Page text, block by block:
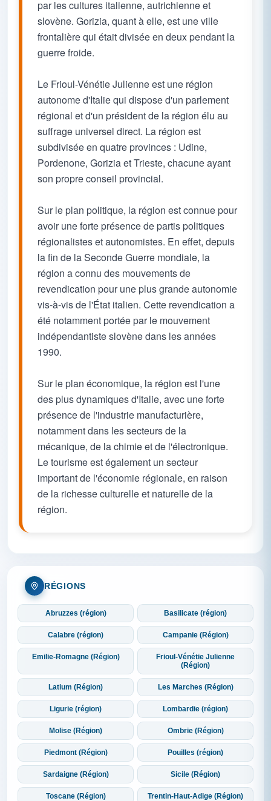
par les cultures italienne, autrichienne et
slovène. Gorizia, quant à elle, est une ville
frontalière qui était divisée en deux pendant la
guerre froide.
Le Frioul-Vénétie Julienne est une région
autonome d'Italie qui dispose d'un parlement
régional et d'un président de la région élu au
suffrage universel direct. La région est
subdivisée en quatre provinces : Udine,
Pordenone, Gorizia et Trieste, chacune ayant
son propre conseil provincial.
Sur le plan politique, la région est connue pour
avoir une forte présence de partis politiques
régionalistes et autonomistes. En effet, depuis
la fin de la Seconde Guerre mondiale, la
région a connu des mouvements de
revendication pour une plus grande autonomie
vis-à-vis de l'État italien. Cette revendication a
été notamment portée par le mouvement
indépendantiste slovène dans les années
1990.
Sur le plan économique, la région est l'une
des plus dynamiques d'Italie, avec une forte
présence de l'industrie manufacturière,
notamment dans les secteurs de la
mécanique, de la chimie et de l'électronique.
Le tourisme est également un secteur
important de l'économie régionale, en raison
de la richesse culturelle et naturelle de la
région.
RÉGIONS
Abruzzes (région) Basilicate (région)
Calabre (région) Campanie (Région)
Emilie-Romagne (Région)
Frioul-Vénétie Julienne
(Région)
Latium (Région) Les Marches (Région)
Ligurie (région) Lombardie (région)
Molise (Région) Ombrie (Région)
Piedmont (Région) Pouilles (région)
Sardaigne (Région) Sicile (Région)
Toscane (Région) Trentin-Haut-Adige (Région)